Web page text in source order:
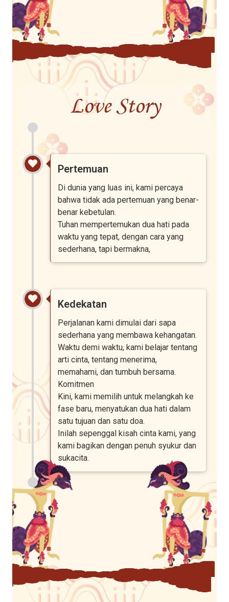
Love Story
Pertemuan
Di dunia yang luas ini, kami percaya
bahwa tidak ada pertemuan yang benar-
benar kebetulan.
Tuhan mempertemukan dua hati pada
waktu yang tepat, dengan cara yang
sederhana, tapi bermakna,
Kedekatan
Perjalanan kami dimulai dari sapa
sederhana yang membawa kehangatan.
Waktu demi waktu, kami belajar tentang
arti cinta, tentang menerima,
memahami, dan tumbuh bersama.
Komitmen
Kini, kami memilih untuk melangkah ke
fase baru, menyatukan dua hati dalam
satu tujuan dan satu doa.
Inilah sepenggal kisah cinta kami, yang
kami bagikan dengan penuh syukur dan
sukacita.